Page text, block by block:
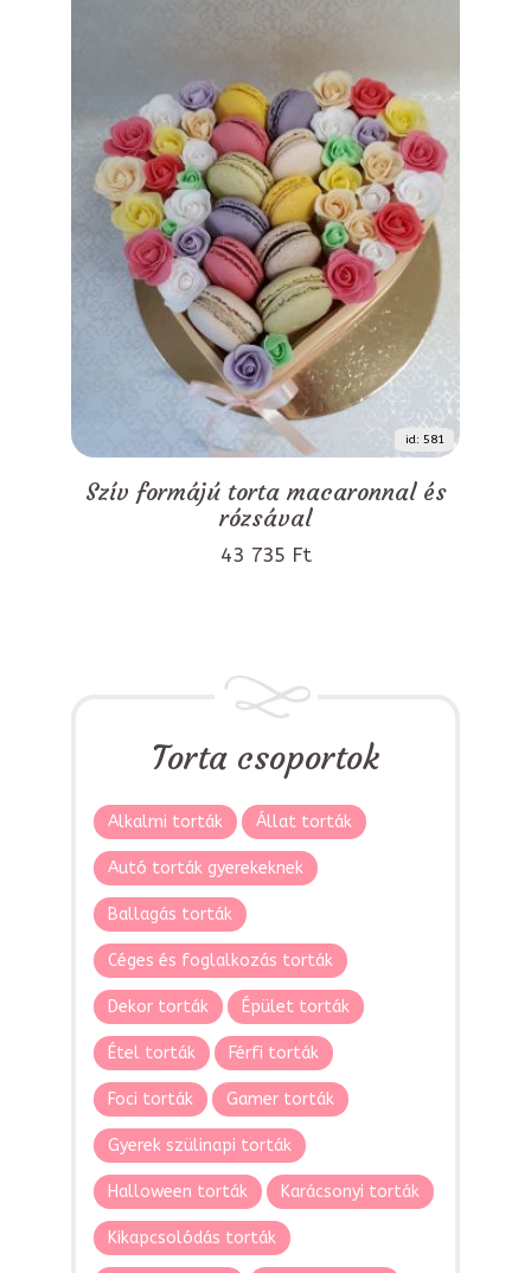
id: 581
Szív formájú torta macaronnal és
rózsával
43 735 Ft
Torta csoportok
Alkalmi torták Állat torták
Autó torták gyerekeknek
Ballagás torták
Céges és foglalkozás torták
Dekor torták Épület torták
Étel torták Férfi torták
Foci torták Gamer torták
Gyerek szülinapi torták
Halloween torták Karácsonyi torták
Kikapcsolódás torták